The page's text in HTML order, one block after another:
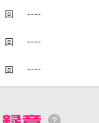
回 ----
回 ----
回 ----